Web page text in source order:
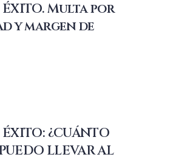
ÉXITO. Multa por
y margen de
¿CUÁNTO
LLEVAR AL